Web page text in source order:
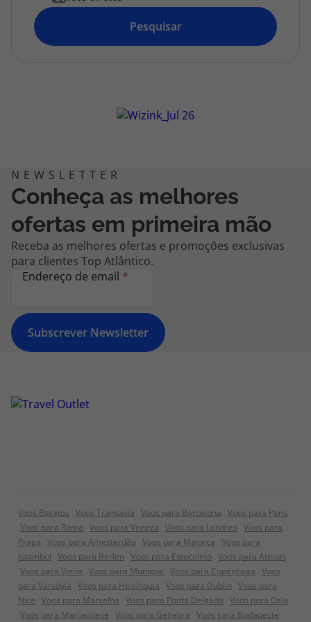
topatlantico@topatlantico.com
Pesquisar
Conheça as melhores
ofertas em primeira mão
Receba as melhores ofertas e promoções exclusivas
para clientes Top Atlântico.
Endereço de email *
Subscrever Newsletter
Voos Baratos Voos Transavia Voos para Barcelona Voos para Paris
Voos para Roma Voos para Veneza Voos para Londres Voos para
Praga Voos para Amesterdão Voos para Maiorca Voos para
Istambul Voos para Berlim Voos para Estocolmo Voos para Atenas
Voos para Viena Voos para Munique Voos para Copenhaga Voos
para Varsóvia Voos para Helsínquia Voos para Dublin Voos para
Nice Voos para Marselha Voos para Ponta Delgada Voos para Oslo
Voos para Marraquexe Voos para Genebra Voos para Budapeste